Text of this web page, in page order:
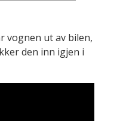
vognen ut av bilen,
den inn igjen i